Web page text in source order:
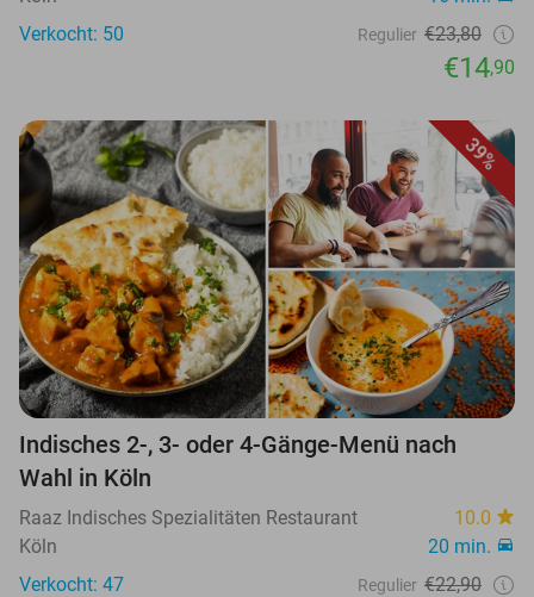
Verkocht: 50
Regulier €23,80
€14,90
39%
Indisches 2-, 3- oder 4-Gänge-Menü nach
Wahl in Köln
Raaz Indisches Spezialitäten Restaurant
10.0
Köln
20 min.
Verkocht: 47
Regulier €22,90